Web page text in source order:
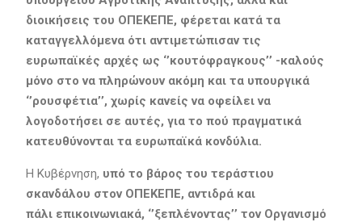
διοικήσεις του ΟΠΕΚΕΠΕ, φέρεται κατά τα
καταγγελλόμενα ότι αντιμετώπισαν τις
ευρωπαϊκές αρχές ως ‘’κουτόφραγκους’’ -καλούς
μόνο στο να πληρώνουν ακόμη και τα υπουργικά
‘’ρουσφέτια’’, χωρίς κανείς να οφείλει να
λογοδοτήσει σε αυτές, για το πού πραγματικά
κατευθύνονται τα ευρωπαϊκά κονδύλια.
Η Κυβέρνηση, υπό το βάρος του τεράστιου
σκανδάλου στον ΟΠΕΚΕΠΕ, αντιδρά και
πάλι επικοινωνιακά, ‘’ξεπλένοντας’’ τον Οργανισμό